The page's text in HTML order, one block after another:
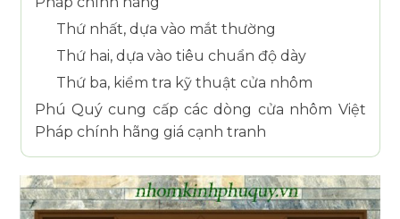
Thứ nhất, dựa vào mắt thường
Thứ hai, dựa vào tiêu chuẩn độ dày
Thứ ba, kiểm tra kỹ thuật cửa nhôm
Phú Quý cung cấp các dòng cửa nhôm Việt
Pháp chính hãng giá cạnh tranh